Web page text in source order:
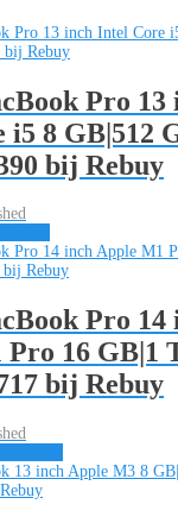
Pro 13
i5 8 GB|512
bij Rebuy
Pro 14
16 GB|1
bij Rebuy